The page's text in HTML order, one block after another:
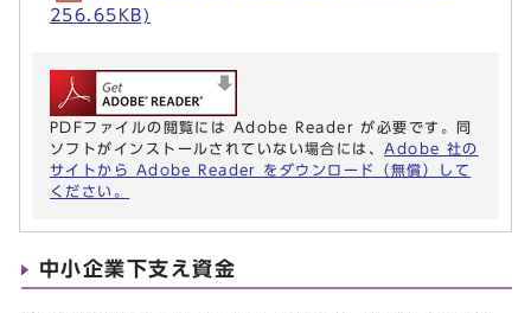
256.65KB)
PDFファイルの閲覧には Adobe Reader が必要です。同
ソフトがインストールされていない場合には、 Adobe 社の
サイトから Adobe Reader をダウンロード（無償）して
ください。
中小企業下支え資金